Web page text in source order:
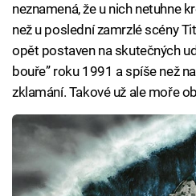
neznamená, že u nich netuhne
než u poslední zamrzlé scény
opět postaven na skutečných
bouře” roku 1991 a spíše než
zklamání. Takové už ale moře